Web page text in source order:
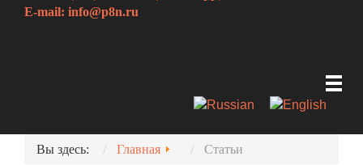
E-mail: info@p8n.ru
Вы здесь: Главная Статьи